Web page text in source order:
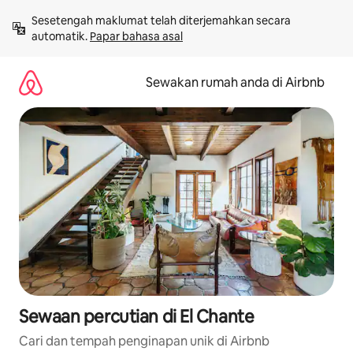
kandungan
Sesetengah maklumat telah diterjemahkan secara
automatik. Papar bahasa asal
Sewakan rumah anda di Airbnb
Sewaan percutian di El Chante
Cari dan tempah penginapan unik di Airbnb